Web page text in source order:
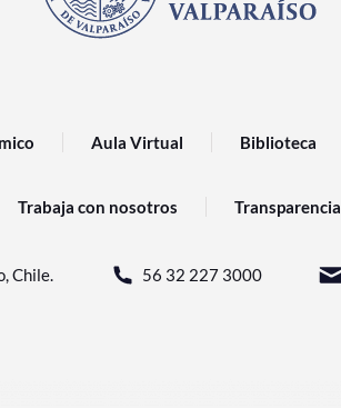
Aula Virtual Biblioteca
Trabaja con nosotros Transparencia
Chile. 56 32 227 3000